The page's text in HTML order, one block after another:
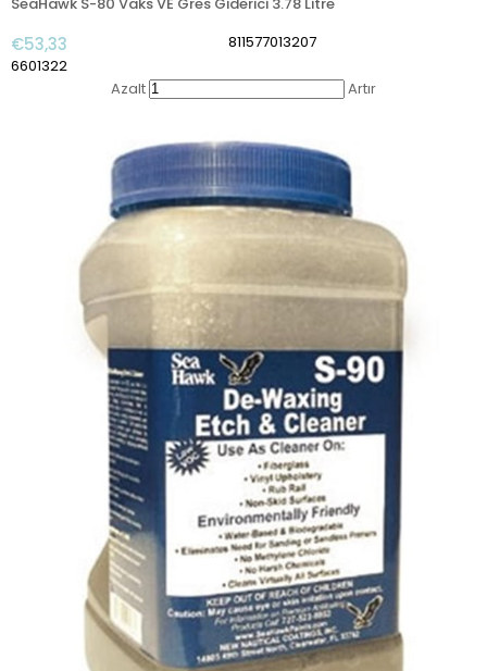
€53,33
6601322
811577013207
Azalt Artır